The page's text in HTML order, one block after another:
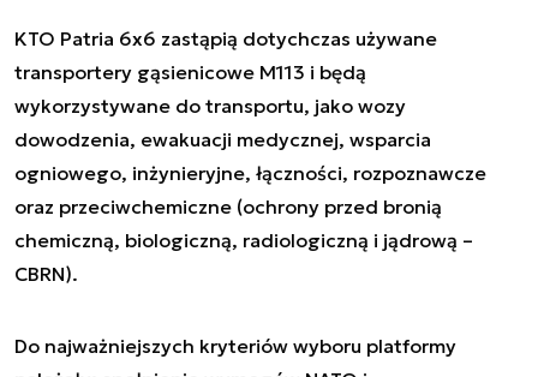
KTO Patria 6x6 zastąpią dotychczas używane
transportery gąsienicowe M113 i będą
wykorzystywane do transportu, jako wozy
dowodzenia, ewakuacji medycznej, wsparcia
ogniowego, inżynieryjne, łączności, rozpoznawcze
oraz przeciwchemiczne (ochrony przed bronią
chemiczną, biologiczną, radiologiczną i jądrową –
CBRN).
Do najważniejszych kryteriów wyboru platformy